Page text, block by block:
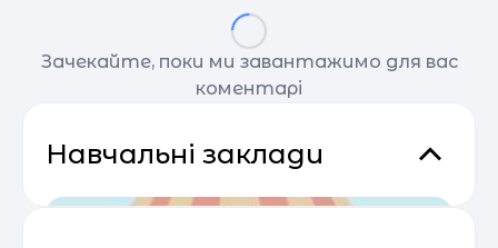
Зачекайте, поки ми завантажимо для вас
коментарі
Навчальні заклади